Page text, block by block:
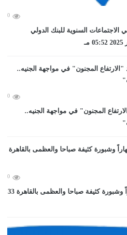
0
الاجتماعات السنوية للبنك الدولي
0
"الارتفاع المجنون" في مواجهة الجنيه..
0
الطقس غدا مائل للحرارة نهاراً وشبورة كثيفة صباحا والعظمى بالقاهرة 33